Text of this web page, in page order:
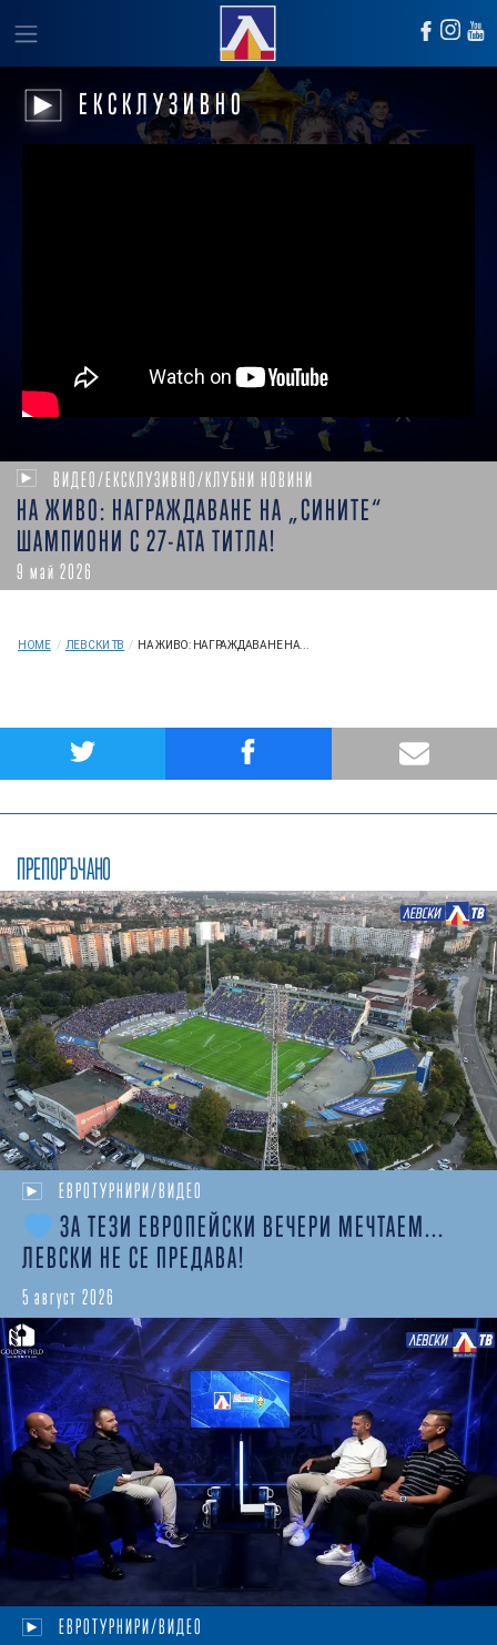
ЕКСКЛУЗИВНО
ВИДЕО/ЕКСКЛУЗИВНО/КЛУБНИ НОВИНИ
НА ЖИВО: НАГРАЖДАВАНЕ НА „СИНИТЕ“
ШАМПИОНИ С 27-АТА ТИТЛА!
9 май 2026
HOME / ЛЕВСКИ ТВ / НА ЖИВО: НАГРАЖДАВАНЕ НА...
ПРЕПОРЪЧАНО
ЕВРОТУРНИРИ/ВИДЕО
ЗА ТЕЗИ ЕВРОПЕЙСКИ ВЕЧЕРИ МЕЧТАЕМ...
ЛЕВСКИ НЕ СЕ ПРЕДАВА!
5 август 2026
ЕВРОТУРНИРИ/ВИДЕО